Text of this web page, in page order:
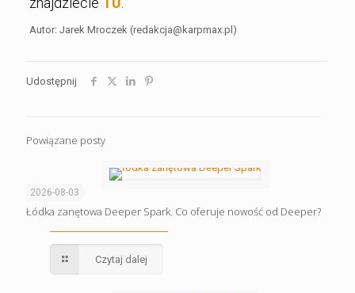
Autor: Jarek Mroczek (redakcja@karpmax.pl)
Udostępnij
Powiązane posty
2026-08-03
Łódka zanętowa Deeper Spark. Co oferuje nowość od Deeper?
Czytaj dalej